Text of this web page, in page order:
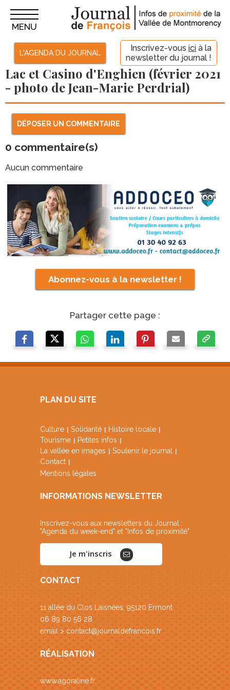
L'AGENDA DU JOURNAL Inscrivez-vous ici à la
newsletter du journal !
MENU
Lac et Casino d'Enghien (février 2021
- photo de Jean-Marie Perdrial)
DÉPOSER UN COMMENTAIRE
0 commentaire(s)
Aucun commentaire
Abonnez-vous à la newsletter !
Partager cette page :
PLAN DU SITE
Culture Solidarité
Histoire locale
Tourisme
Petites infos
La vallée en images
Soutenir le journal
Contact
Mentions légales
INFORMATIONS NEWSLETTER
Inscrivez-vous aux newsletters du Journal :
"Agenda du week-end" et "Infos de proximité"
Je m'inscris
CONTACT
11 allée du Clos Laisnées, 95120 Ermont
06 89 80 56 28
email > contact@journaldefrancois.fr
RÉALISATION
www.agoraline.fr